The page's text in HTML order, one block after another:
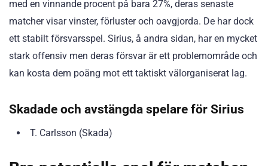
med en vinnande procent på bara 27%, deras senaste
matcher visar vinster, förluster och oavgjorda. De har dock
ett stabilt försvarsspel. Sirius, å andra sidan, har en mycket
stark offensiv men deras försvar är ett problemområde och
kan kosta dem poäng mot ett taktiskt välorganiserat lag.
Skadade och avstängda spelare för Sirius
T. Carlsson (Skada)